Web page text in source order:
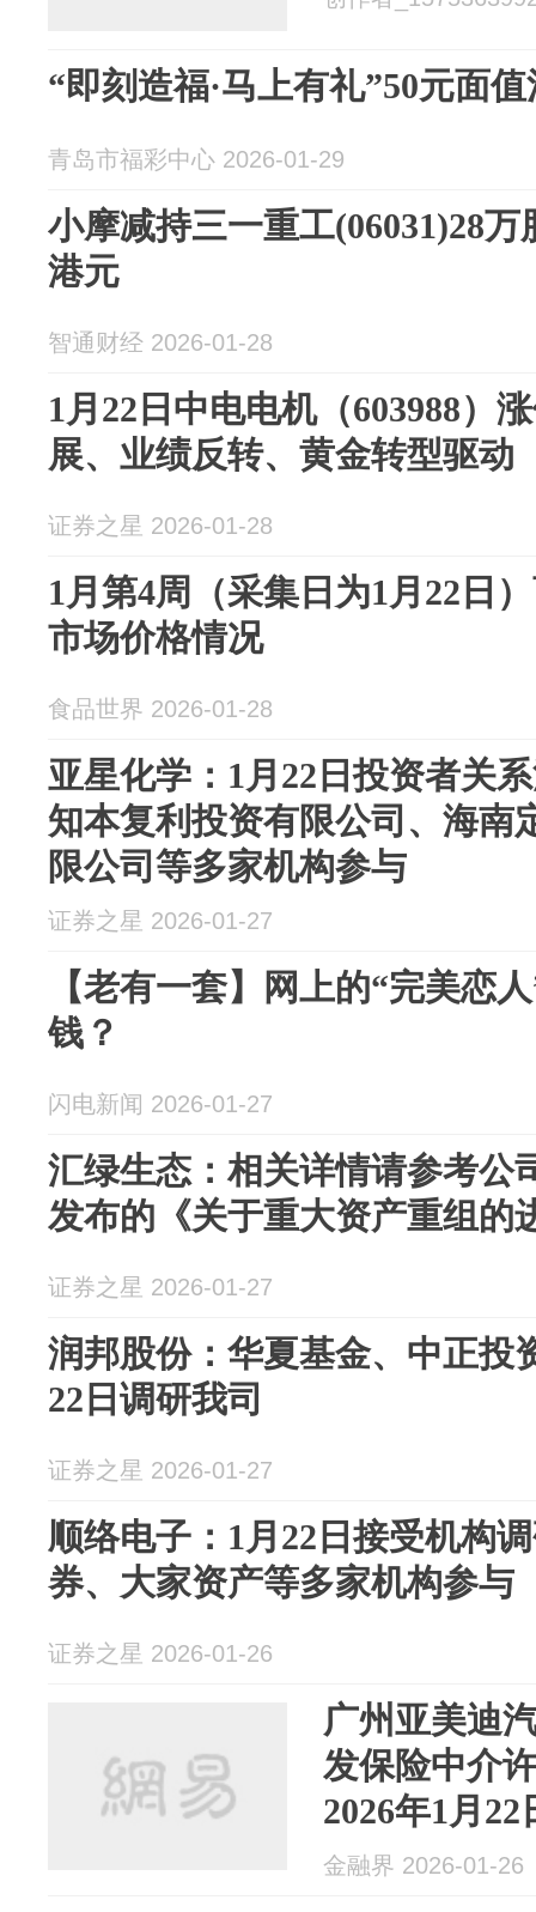
“即刻造福·马上有礼”50元面
青岛市福彩中心 2026-01-29
小摩减持三一重工(06031)28万
港元
智通财经 2026-01-28
1月22日中电电机（603988）
展、业绩反转、黄金转型驱动
证券之星 2026-01-28
1月第4周（采集日为1月22日
市场价格情况
食品世界 2026-01-28
亚星化学：1月22日投资者关
知本复利投资有限公司、海南
限公司等多家机构参与
证券之星 2026-01-27
【老有一套】网上的“完美恋
钱？
闪电新闻 2026-01-27
汇绿生态：相关详情请参考公
发布的《关于重大资产重组的
证券之星 2026-01-27
润邦股份：华夏基金、中正投
22日调研我司
证券之星 2026-01-27
顺络电子：1月22日接受机构
券、大家资产等多家机构参与
证券之星 2026-01-26
广州亚美迪
发保险中介
2026年1月22
金融界 2026-01-26